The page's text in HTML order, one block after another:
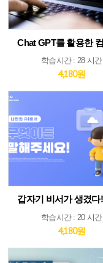
학습시간 : 28 시간
4,180원
학습시간 : 20 시간
4,180원